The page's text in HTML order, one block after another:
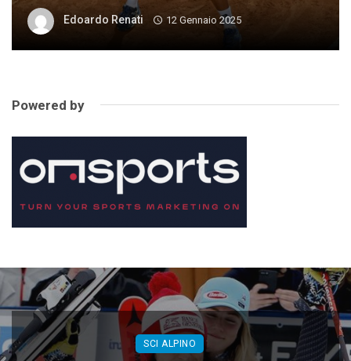
Edoardo Renati 12 Gennaio 2025
Powered by
SCI ALPINO